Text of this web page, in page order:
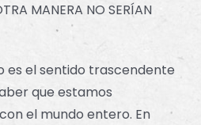
MANERA NO SERÍAN
es el sentido trascendente
que estamos
el mundo entero. En